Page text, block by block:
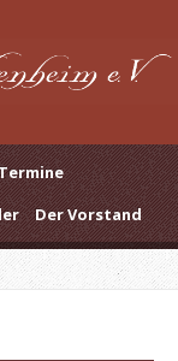
Der Vorstand